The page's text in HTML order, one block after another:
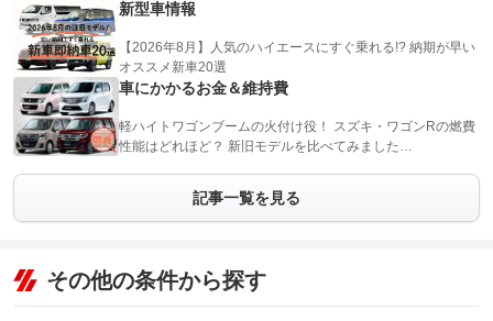
新型車情報
【2026年8月】人気のハイエースにすぐ乗れる!? 納期が早い
オススメ新車20選
車にかかるお金＆維持費
軽ハイトワゴンブームの火付け役！ スズキ・ワゴンRの燃費
性能はどれほど？ 新旧モデルを比べてみました…
記事一覧を見る
その他の条件から探す